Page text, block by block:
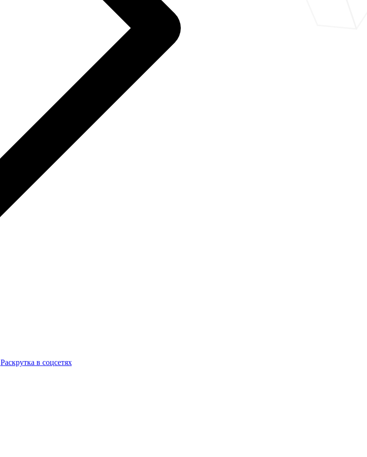
Раскрутка в соцсетях